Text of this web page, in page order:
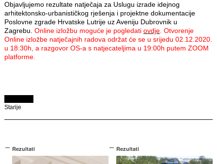
Objavljujemo rezultate natječaja za Uslugu izrade idejnog
arhitektonsko-urbanističkog rješenja i projektne dokumentacije
Poslovne zgrade Hrvatske Lutrije uz Aveniju Dubrovnik u
Zagrebu. Online izložbu moguće je pogledati ovdje. Otvorenje
Online izložbe natječajnih radova održat će se u srijedu 02.12.2020.
u 18:30h, a razgovor OS-a s natjecateljima u 19:00h putem ZOOM
platforme.
Starije
Rezultati Rezultati